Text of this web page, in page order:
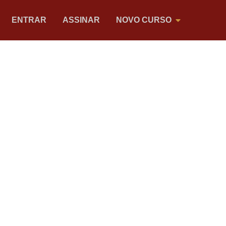
ENTRAR ASSINAR NOVO CURSO